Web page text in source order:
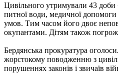
Цивільного утримували 43 доби
питної води, медичної допомоги
умов. Тим часом його двоє
окупантами. Дітям також
Бердянська прокуратура
жорстокому поводженню з
порушеннях законів і звичаїв